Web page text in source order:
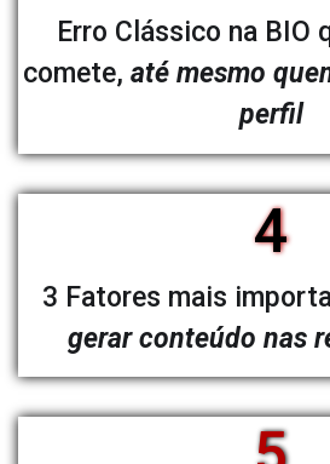
Erro Clássico na BIO
comete, até mesmo
perfil
4
3 Fatores mais
gerar conteúdo nas